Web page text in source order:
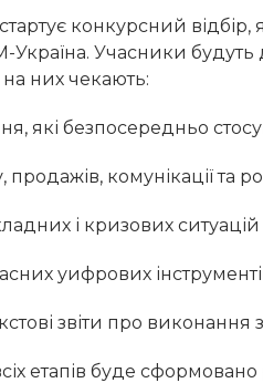
конкурсний
Україна. Учасники
них чекають:
які безпосередньо
комунікації та
і кризових ситуацій
уифрових інструментів
звіти про виконання
етапів буде